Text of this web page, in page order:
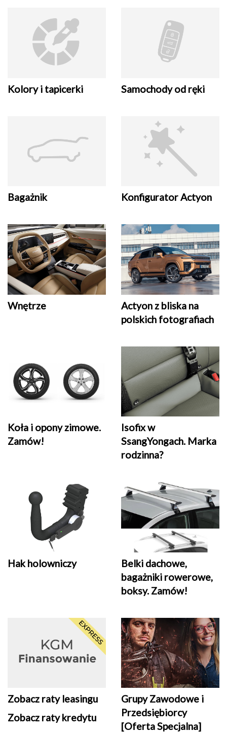
Kolory i tapicerki Samochody od ręki
Bagażnik Konfigurator Actyon
Wnętrze
Actyon z bliska na
polskich fotografiach
Koła i opony zimowe.
Zamów!
Isofix w
SsangYongach. Marka
rodzinna?
Hak holowniczy
Belki dachowe,
bagażniki rowerowe,
boksy. Zamów!
Zobacz raty leasingu
Zobacz raty kredytu
Grupy Zawodowe i
Przedsiębiorcy
[Oferta Specjalna]